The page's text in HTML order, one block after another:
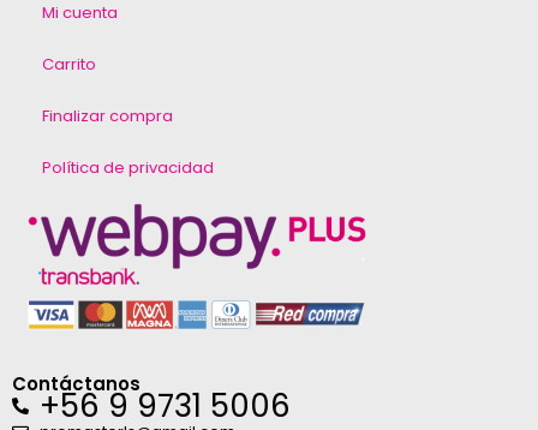
Mi cuenta
Carrito
Finalizar compra
Política de privacidad
Contáctanos
+56 9 9731 5006